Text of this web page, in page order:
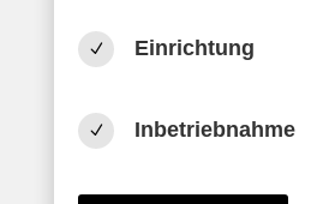
N Einrichtung
N Inbetriebnahme